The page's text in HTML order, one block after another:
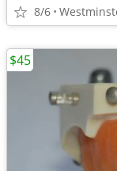
8/6
$45